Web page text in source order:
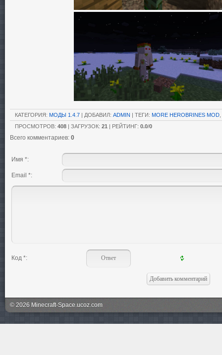
КАТЕГОРИЯ: МОДЫ 1.4.7 | ДОБАВИЛ: ADMIN | ТЕГИ: MORE HEROBRINES MOD
ПРОСМОТРОВ: 408 | ЗАГРУЗОК: 21 | РЕЙТИНГ: 0.0/0
Всего комментариев: 0
Имя *:
Email *:
Код *:
© 2026 Minecraft-Space.ucoz.com